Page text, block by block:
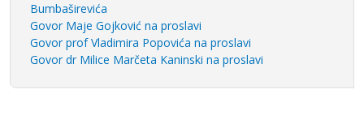
Bumbaširevića
Govor Maje Gojković na proslavi
Govor prof Vladimira Popovića na proslavi
Govor dr Milice Marčeta Kaninski na proslavi